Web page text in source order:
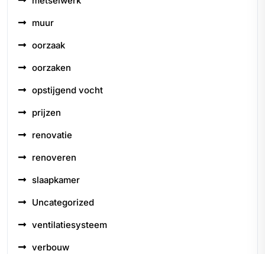
muur
oorzaak
oorzaken
opstijgend vocht
prijzen
renovatie
renoveren
slaapkamer
Uncategorized
ventilatiesysteem
verbouw